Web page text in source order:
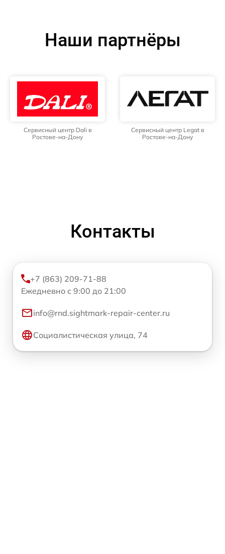
Наши партнёры
Сервисный центр Dali в
Ростове-на-Дону
Сервисный центр Legat в
Ростове-на-Дону
Контакты
+7 (863) 209-71-88
Ежедневно с 9:00 до 21:00
info@rnd.sightmark-repair-center.ru
Социалистическая улица, 74